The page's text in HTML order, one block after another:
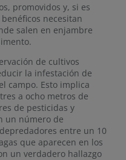
promovidos y, si es
necesitan
salen en enjambre
de cultivos
la infestación de
campo. Esto implica
a ocho metros de
de pesticidas y
un número de
entre un 10
que aparecen en los
un verdadero hallazgo